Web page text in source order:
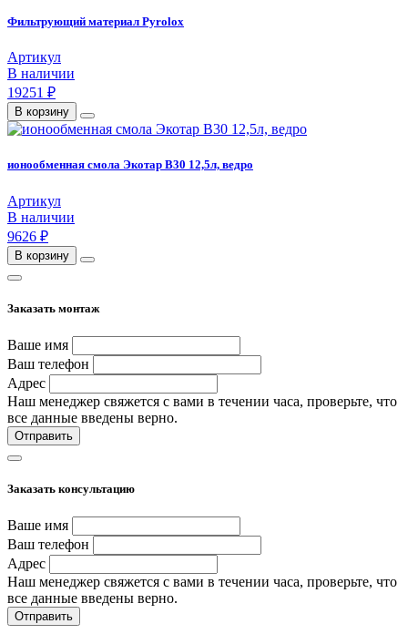
Фильтрующий материал Pyrolox
Артикул
В наличии
19251 ₽
В корзину
ионообменная смола Экотар В30 12,5л, ведро
Артикул
В наличии
9626 ₽
В корзину
Заказать монтаж
Ваше имя
Ваш телефон
Адрес
Наш менеджер свяжется с вами в течении часа, проверьте, что
все данные введены верно.
Отправить
Заказать консультацию
Ваше имя
Ваш телефон
Адрес
Наш менеджер свяжется с вами в течении часа, проверьте, что
все данные введены верно.
Отправить